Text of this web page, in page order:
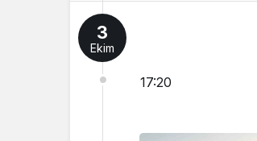
3
Ekim
17:20